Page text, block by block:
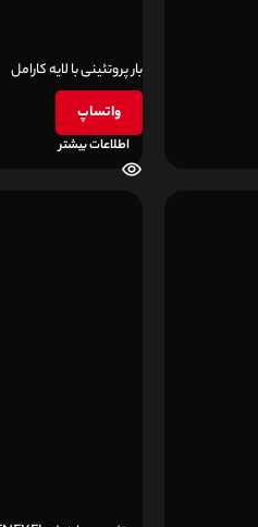
بار پروتئینی با لایه کارامل
واتساپ
اطلاعات بیشتر